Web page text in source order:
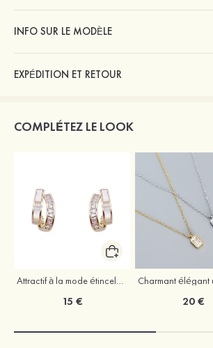
INFO SUR LE MODÈLE
EXPÉDITION ET RETOUR
COMPLÉTEZ LE LOOK
Attractif à la mode étincelant argent s925 zircon boucles d'oreilles
15 € 20 €